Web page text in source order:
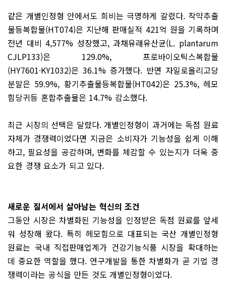
같은 개별인정형 안에서도 희비는 극명하게 갈렸다. 작약추출
물등복합물(HT074)은 지난해 판매실적 421억 원을 기록하며
전년 대비 4,577% 성장했고, 과채유래유산균(L. plantarum
CJLP133)은 129.0%, 프로바이오틱스복합물
(HY7601·KY1032)은 36.1% 증가했다. 반면 자일로올리고당
분말은 59.9%, 황기추출물등복합물(HT042)은 25.3%, 헤모
힘당귀등 혼합추출물은 14.7% 감소했다.
최근 시장의 선택은 달랐다. 개별인정형이 과거에는 독점 원료
자체가 경쟁력이었다면 지금은 소비자가 기능성을 쉽게 이해
하고, 필요성을 공감하며, 변화를 체감할 수 있는지가 더욱 중
요한 경쟁 요소가 되고 있다.
새로운 질서에서 살아남는 혁신의 조건
그동안 시장은 차별화된 기능성을 인정받은 독점 원료를 앞세
워 성장해 왔다. 특히 헤모힘으로 대표되는 국산 개별인정형
원료는 국내 직접판매업계가 건강기능식품 시장을 확대하는
데 중요한 역할을 했다. 연구개발을 통한 차별화가 곧 기업 경
쟁력이라는 공식을 만든 것도 개별인정형이었다.